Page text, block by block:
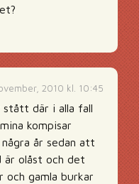
2010 kl. 10:45
stått där i alla fall
kompisar
år sedan att
är olåst och det
gamla burkar